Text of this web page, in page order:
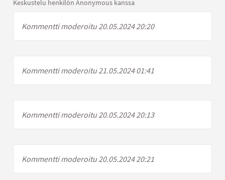
Keskustelu henkilön Anonymous kanssa
Kommentti moderoitu 20.05.2024 20:20
Kommentti moderoitu 21.05.2024 01:41
Kommentti moderoitu 20.05.2024 20:13
Kommentti moderoitu 20.05.2024 20:21